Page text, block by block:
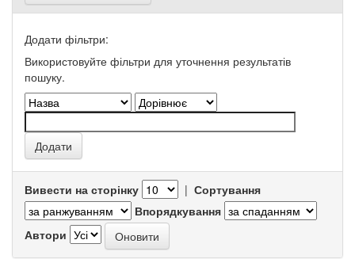
Додати фільтри:
Використовуйте фільтри для уточнення результатів
пошуку.
Вивести на сторінку | Сортування
Впорядкування
Автори